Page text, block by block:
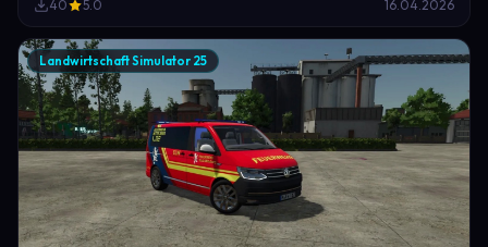
40 5.0 16.04.2026
Landwirtschaft Simulator 25